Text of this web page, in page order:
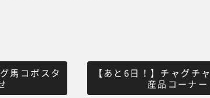
馬コポスタ
【あと6日！】チャグチ
産品コーナ